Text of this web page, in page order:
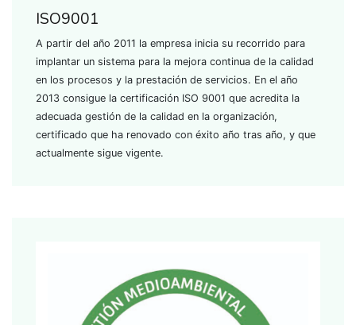
ISO9001
A partir del año 2011 la empresa inicia su recorrido para
implantar un sistema para la mejora continua de la calidad
en los procesos y la prestación de servicios. En el año
2013 consigue la certificación ISO 9001 que acredita la
adecuada gestión de la calidad en la organización,
certificado que ha renovado con éxito año tras año, y que
actualmente sigue vigente.